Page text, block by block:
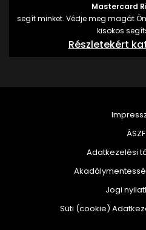
Mastercard
segít minket. Védje meg magát
kisokos
Részletekért
ÁSZF
Adatkezelési
Jogi
Süti (cookie)